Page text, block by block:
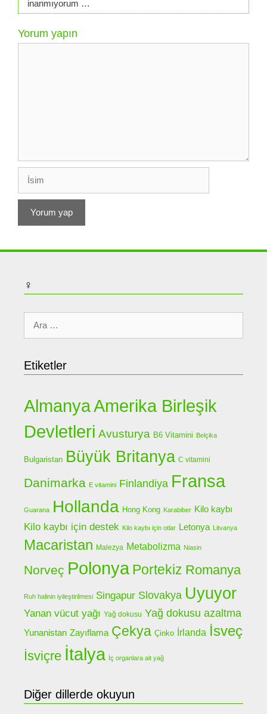
inanmıyorum …
Yorum yapın
İsim
♀
için
Etiketler
AlmanyaAmerika Birleşik
Devletleri Avusturya B6 Vitamini Belçika
Bulgaristan Büyük Britanya C vitamini
Danimarka E vitamini Finlandiya Fransa
Guarana Hollanda Hong Kong Karabiber Kilo kaybı
Kilo kaybı için destek Kilo kaybı için otlar Letonya Litvanya
Macaristan Malezya Metabolizma Niasin
Norveç Polonya Portekiz Romanya
Ruh halinin iyileştirilmesi Singapur Slovakya Uyuyor
Yanan vücut yağı Yağ dokusu Yağ dokusu azaltma
Yunanistan Zayıflama Çekya Çinko İrlanda İsveç
İsviçre İtalya İç organlara ait yağ
Diğer dillerde okuyun